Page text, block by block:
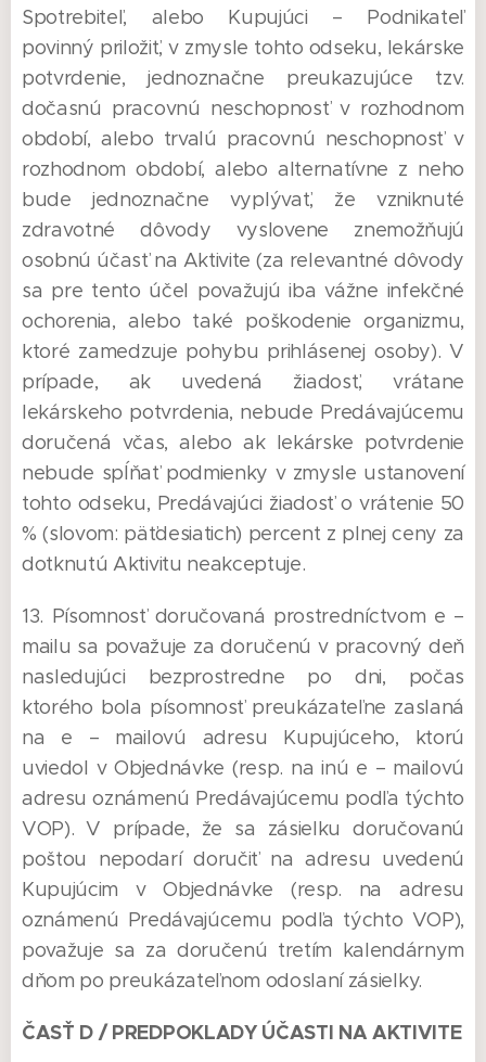
Spotrebiteľ, alebo Kupujúci – Podnikateľ
povinný priložiť, v zmysle tohto odseku, lekárske
potvrdenie, jednoznačne preukazujúce tzv.
dočasnú pracovnú neschopnosť v rozhodnom
období, alebo trvalú pracovnú neschopnosť v
rozhodnom období, alebo alternatívne z neho
bude jednoznačne vyplývať, že vzniknuté
zdravotné dôvody vyslovene znemožňujú
osobnú účasť na Aktivite (za relevantné dôvody
sa pre tento účel považujú iba vážne infekčné
ochorenia, alebo také poškodenie organizmu,
ktoré zamedzuje pohybu prihlásenej osoby). V
prípade, ak uvedená žiadosť, vrátane
lekárskeho potvrdenia, nebude Predávajúcemu
doručená včas, alebo ak lekárske potvrdenie
nebude spĺňať podmienky v zmysle ustanovení
tohto odseku, Predávajúci žiadosť o vrátenie 50
% (slovom: päťdesiatich) percent z plnej ceny za
dotknutú Aktivitu neakceptuje.
13. Písomnosť doručovaná prostredníctvom e –
mailu sa považuje za doručenú v pracovný deň
nasledujúci bezprostredne po dni, počas
ktorého bola písomnosť preukázateľne zaslaná
na e – mailovú adresu Kupujúceho, ktorú
uviedol v Objednávke (resp. na inú e – mailovú
adresu oznámenú Predávajúcemu podľa týchto
VOP). V prípade, že sa zásielku doručovanú
poštou nepodarí doručiť na adresu uvedenú
Kupujúcim v Objednávke (resp. na adresu
oznámenú Predávajúcemu podľa týchto VOP),
považuje sa za doručenú tretím kalendárnym
dňom po preukázateľnom odoslaní zásielky.
ČASŤ D / PREDPOKLADY ÚČASTI NA AKTIVITE